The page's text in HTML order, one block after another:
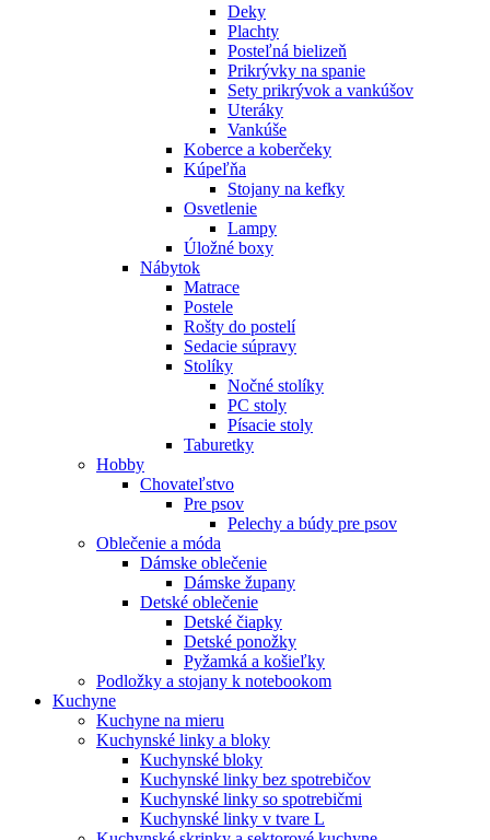
Deky
Plachty
Posteľná bielizeň
Prikrývky na spanie
Sety prikrývok a vankúšov
Uteráky
Vankúše
Koberce a koberčeky
Kúpeľňa
Stojany na kefky
Osvetlenie
Lampy
Úložné boxy
Nábytok
Matrace
Postele
Rošty do postelí
Sedacie súpravy
Stolíky
Nočné stolíky
PC stoly
Písacie stoly
Taburetky
Hobby
Chovateľstvo
Pre psov
Pelechy a búdy pre psov
Oblečenie a móda
Dámske oblečenie
Dámske župany
Detské oblečenie
Detské čiapky
Detské ponožky
Pyžamká a košieľky
Podložky a stojany k notebookom
Kuchyne
Kuchyne na mieru
Kuchynské linky a bloky
Kuchynské bloky
Kuchynské linky bez spotrebičov
Kuchynské linky so spotrebičmi
Kuchynské linky v tvare L